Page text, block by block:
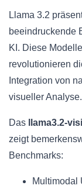
Llama 3.2
beeindruckende
KI. Diese
revolutionieren
Integration von
visueller Analyse.
Das llama3.2-
zeigt
Benchmarks:
Multimodal